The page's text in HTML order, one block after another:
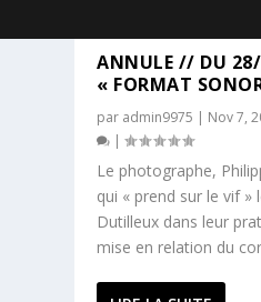
ANNULE // DU
« FORMAT
par admin9975 | Nov 7,
|
Le photographe,
qui « prend sur le vif »
Dutilleux dans leur
mise en relation du